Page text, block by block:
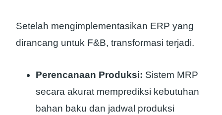
Setelah mengimplementasikan ERP yang
dirancang untuk F&B, transformasi terjadi.
Perencanaan Produksi: Sistem MRP
secara akurat memprediksi kebutuhan
bahan baku dan jadwal produksi